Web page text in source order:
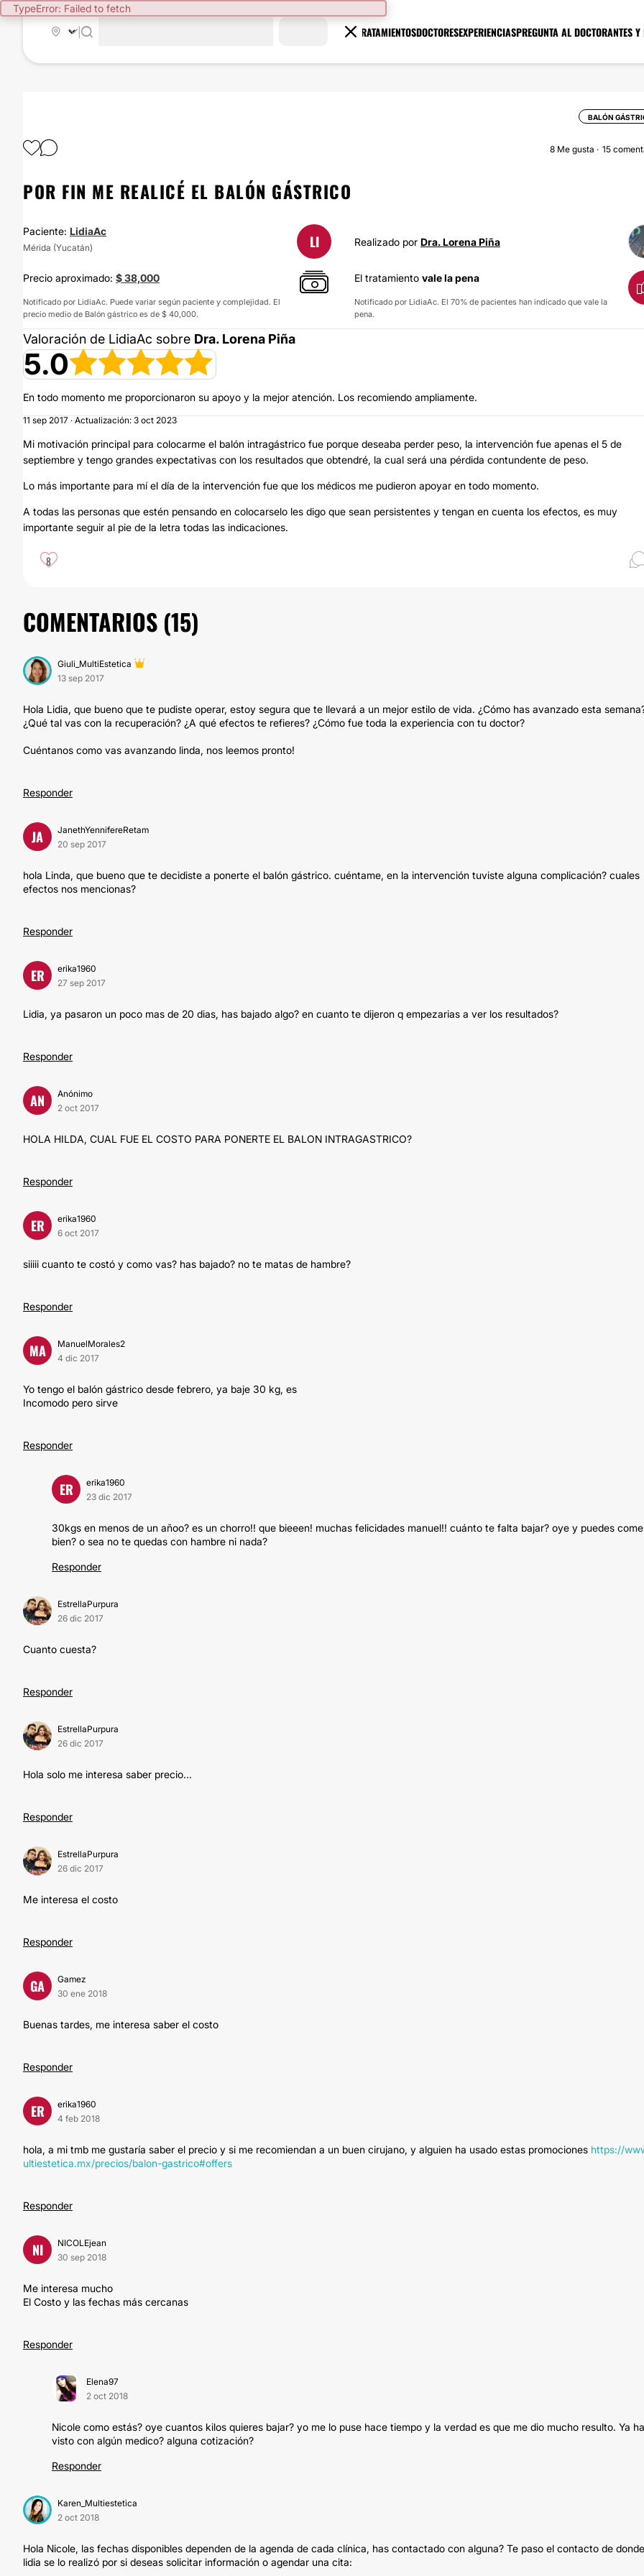
TypeError: Failed to fetch
TRATAMIENTOSDOCTORESEXPERIENCIASPREGUNTA AL DOCTORANTES Y
BALÓN
8 Me gusta 15
POR FIN ME REALICÉ EL BALÓN GÁSTRICO
Paciente: LidiaAc
Mérida (Yucatán) LI Realizado por Dra. Lorena Piña
Precio aproximado: $ 38,000
Notificado por LidiaAc. Puede variar según paciente y complejidad. El
precio medio de Balón gástrico es de $ 40,000.
El tratamiento vale la pena
Notificado por LidiaAc. El 70% de pacientes han indicado que vale la
pena.
Valoración de LidiaAc sobre Dra. Lorena Piña
5.0
En todo momento me proporcionaron su apoyo y la mejor atención. Los recomiendo ampliamente.
11 sep 2017 · Actualización: 3 oct 2023
Mi motivación principal para colocarme el balón intragástrico fue porque deseaba perder peso, la intervención fue apenas el 5 de
septiembre y tengo grandes expectativas con los resultados que obtendré, la cual será una pérdida contundente de peso.
Lo más importante para mí el día de la intervención fue que los médicos me pudieron apoyar en todo momento.
A todas las personas que estén pensando en colocarselo les digo que sean persistentes y tengan en cuenta los efectos, es muy
importante seguir al pie de la letra todas las indicaciones.
8
COMENTARIOS (15)
Giuli_MultiEstetica
13 sep 2017
Hola Lidia, que bueno que te pudiste operar, estoy segura que te llevará a un mejor estilo de vida. ¿Cómo has avanzado esta
¿Qué tal vas con la recuperación? ¿A qué efectos te refieres? ¿Cómo fue toda la experiencia con tu doctor?
Cuéntanos como vas avanzando linda, nos leemos pronto!
Responder
JA
JanethYennifereRetam
20 sep 2017
hola Linda, que bueno que te decidiste a ponerte el balón gástrico. cuéntame, en la intervención tuviste alguna complicación? cuales
efectos nos mencionas?
Responder
ER
erika1960
27 sep 2017
Lidia, ya pasaron un poco mas de 20 dias, has bajado algo? en cuanto te dijeron q empezarias a ver los resultados?
Responder
AN
Anónimo
2 oct 2017
HOLA HILDA, CUAL FUE EL COSTO PARA PONERTE EL BALON INTRAGASTRICO?
Responder
ER
erika1960
6 oct 2017
siiiii cuanto te costó y como vas? has bajado? no te matas de hambre?
Responder
MA
ManuelMorales2
4 dic 2017
Yo tengo el balón gástrico desde febrero, ya baje 30 kg, es
Incomodo pero sirve
Responder
ER
erika1960
23 dic 2017
30kgs en menos de un añoo? es un chorro!! que bieeen! muchas felicidades manuel!! cuánto te falta bajar? oye y puedes
bien? o sea no te quedas con hambre ni nada?
Responder
EstrellaPurpura
26 dic 2017
Cuanto cuesta?
Responder
EstrellaPurpura
26 dic 2017
Hola solo me interesa saber precio...
Responder
EstrellaPurpura
26 dic 2017
Me interesa el costo
Responder
GA
Gamez
30 ene 2018
Buenas tardes, me interesa saber el costo
Responder
ER
erika1960
4 feb 2018
hola, a mi tmb me gustaría saber el precio y si me recomiendan a un buen cirujano, y alguien ha usado estas promociones https://
ultiestetica.mx/precios/balon-gastrico#offers
Responder
NI
NICOLEjean
30 sep 2018
Me interesa mucho
El Costo y las fechas más cercanas
Responder
Elena97
2 oct 2018
Nicole como estás? oye cuantos kilos quieres bajar? yo me lo puse hace tiempo y la verdad es que me dio mucho resulto. Ya
visto con algún medico? alguna cotización?
Responder
Karen_Multiestetica
2 oct 2018
Hola Nicole, las fechas disponibles dependen de la agenda de cada clínica, has contactado con alguna? Te paso el contacto de donde
lidia se lo realizó por si deseas solicitar información o agendar una cita: